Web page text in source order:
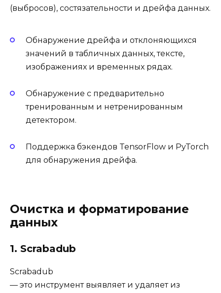
(выбросов), состязательности и дрейфа данных.
Обнаружение дрейфа и отклоняющихся
значений в табличных данных, тексте,
изображениях и временных рядах.
Обнаружение с предварительно
тренированным и нетренированным
детектором.
Поддержка бэкендов TensorFlow и PyTorch
для обнаружения дрейфа.
Очистка и форматирование
данных
1. Scrabadub
Scrabadub
— это инструмент выявляет и удаляет из